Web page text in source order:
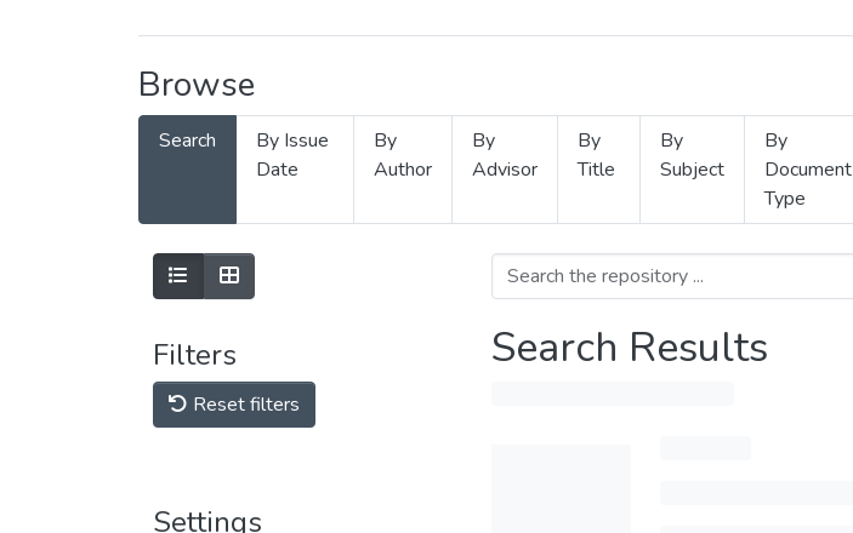
Browse
Search
By Issue
Date
By
Author
By
Advisor
By
Title
By
Subject
By
Document
Type
Filters
Reset filters
Settings
Search Results